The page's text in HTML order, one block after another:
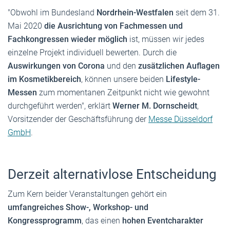
"Obwohl im Bundesland Nordrhein-Westfalen seit dem 31.
Mai 2020 die Ausrichtung von Fachmessen und
Fachkongressen wieder möglich ist, müssen wir jedes
einzelne Projekt individuell bewerten. Durch die
Auswirkungen von Corona und den zusätzlichen Auflagen
im Kosmetikbereich, können unsere beiden Lifestyle-
Messen zum momentanen Zeitpunkt nicht wie gewohnt
durchgeführt werden", erklärt Werner M. Dornscheidt,
Vorsitzender der Geschäftsführung der Messe Düsseldorf
GmbH.
Derzeit alternativlose Entscheidung
Zum Kern beider Veranstaltungen gehört ein
umfangreiches Show-, Workshop- und
Kongressprogramm, das einen hohen Eventcharakter